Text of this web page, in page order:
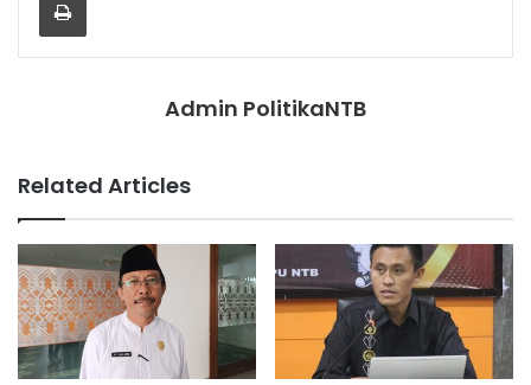
Admin PolitikaNTB
Related Articles